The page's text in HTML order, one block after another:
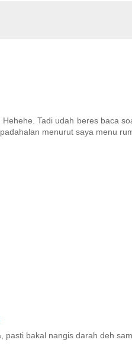
Tadi udah beres baca
menurut saya menu
pasti bakal nangis darah deh